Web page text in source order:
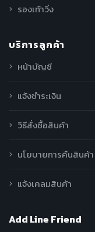
รองเท้าวิ่ง
บริการลูกค้า
หน้าบัญชี
แจ้งชำระเงิน
วิธีสั่งซื้อสินค้า
นโยบายการคืนสินค้า
แจ้งเคลมสินค้า
Add Line Friend